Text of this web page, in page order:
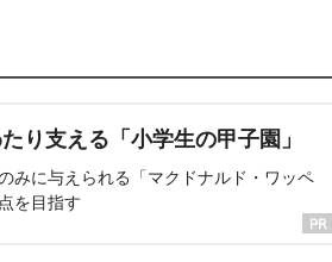
り支える「小学生の甲子園」
みに与えられる「マクドナルド・ワッペ
を目指す